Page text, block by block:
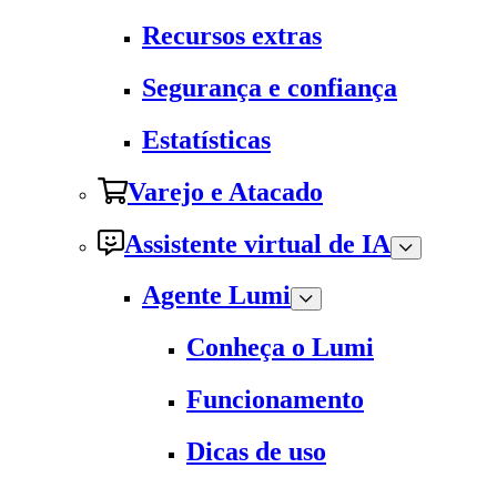
Recursos extras
Segurança e confiança
Estatísticas
Varejo e Atacado
Assistente virtual de IA
Agente Lumi
Conheça o Lumi
Funcionamento
Dicas de uso